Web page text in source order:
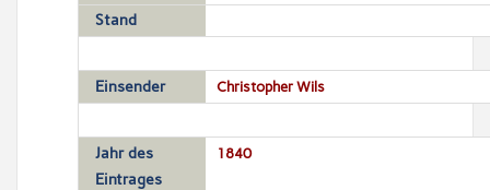
Stand
Einsender Christopher Wils
Jahr des
Eintrages
1840